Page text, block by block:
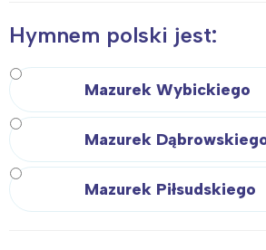
Hymnem polski jest:
Mazurek Wybickiego
Mazurek
Mazurek Piłsudskiego